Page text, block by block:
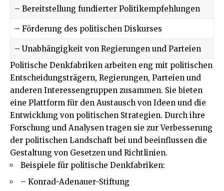
– Bereitstellung fundierter Politikempfehlungen
– Förderung des politischen Diskurses
– Unabhängigkeit von Regierungen und Parteien
Politische Denkfabriken arbeiten eng mit politischen
Entscheidungsträgern, Regierungen, Parteien und
anderen Interessengruppen zusammen. Sie bieten
eine Plattform für den Austausch von Ideen und die
Entwicklung von politischen Strategien. Durch ihre
Forschung und Analysen tragen sie zur Verbesserung
der politischen Landschaft bei und beeinflussen die
Gestaltung von Gesetzen und Richtlinien.
Beispiele für politische Denkfabriken:
– Konrad-Adenauer-Stiftung